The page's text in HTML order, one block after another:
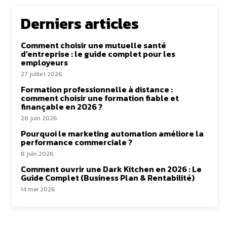
Derniers articles
Comment choisir une mutuelle santé
d’entreprise : le guide complet pour les
employeurs
27 juillet 2026
Formation professionnelle à distance :
comment choisir une formation fiable et
finançable en 2026 ?
28 juin 2026
Pourquoi le marketing automation améliore la
performance commerciale ?
8 juin 2026
Comment ouvrir une Dark Kitchen en 2026 : Le
Guide Complet (Business Plan & Rentabilité)
14 mai 2026